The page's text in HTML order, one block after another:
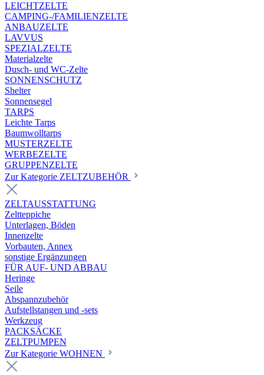
LEICHTZELTE
CAMPING-/FAMILIENZELTE
ANBAUZELTE
LAVVUS
SPEZIALZELTE
Materialzelte
Dusch- und WC-Zelte
SONNENSCHUTZ
Shelter
Sonnensegel
TARPS
Leichte Tarps
Baumwolltarps
MUSTERZELTE
WERBEZELTE
GRUPPENZELTE
Zur Kategorie ZELTZUBEHÖR
ZELTAUSSTATTUNG
Zeltteppiche
Unterlagen, Böden
Innenzelte
Vorbauten, Annex
sonstige Ergänzungen
FÜR AUF- UND ABBAU
Heringe
Seile
Abspannzubehör
Aufstellstangen und -sets
Werkzeug
PACKSÄCKE
ZELTPUMPEN
Zur Kategorie WOHNEN